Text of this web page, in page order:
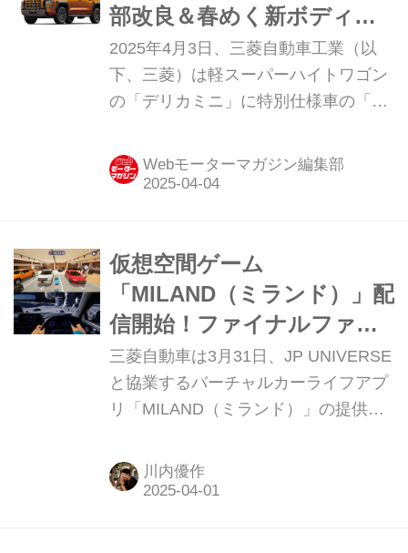
部改良＆春めく新ボディ色
を追加
2025年4月3日、三菱自動車工業（以
下、三菱）は軽スーパーハイトワゴン
の「デリカミニ」に特別仕様車の「T
と「Ｇプレミアム リミテッドエディシ
ョン」を設定。また、1トン ピックア
Webモーターマガジン編集部
仮想空間ゲーム
「MILAND（ミランド）」配
信開始！ファイナルファン
タジーを手がけた田畑端氏
が代表を務めるJP
UNIVERSEと三菱自動車の
ン
三菱自動車は3月31日、JP UNIVERSE
と協業するバーチャルカーライフアプ
リ「MILAND（ミランド）」の提供を
ジュアルに体験できる、かつてないコ
ミュニケーションツールとなりそうな
川内優作